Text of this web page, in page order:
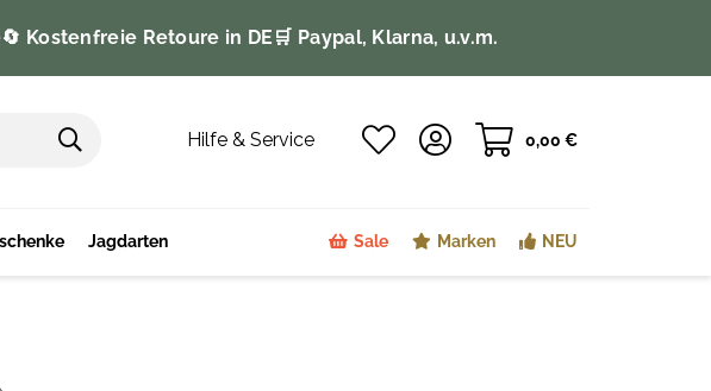
🔄 Kostenfreie Retoure in DE 🛒 Paypal, Klarna, u.v.m.
Hilfe & Service 0,00 €
Jagdarten Sale Marken NEU